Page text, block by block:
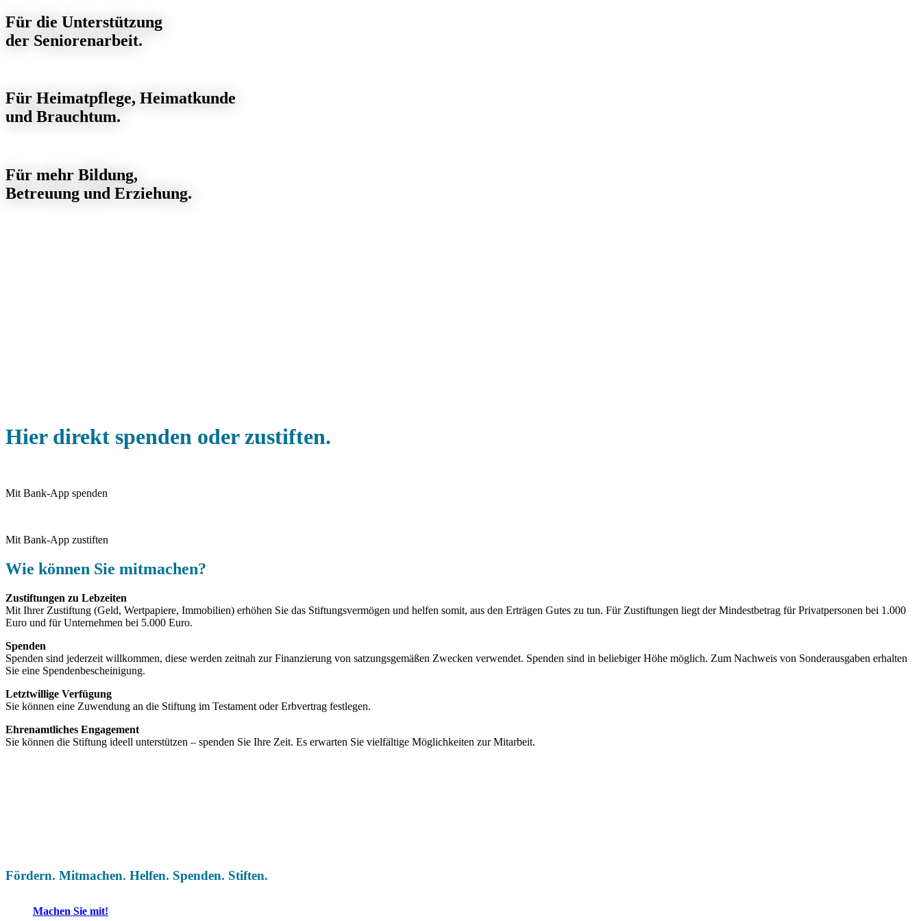
Für die Unterstützung
der Seniorenarbeit.
Für Heimatpflege, Heimatkunde
und Brauchtum.
Für mehr Bildung,
Betreuung und Erziehung.
Hier direkt spenden oder zustiften.
Mit Bank-App spenden
Mit Bank-App zustiften
Wie können Sie mitmachen?
Zustiftungen zu Lebzeiten
Mit Ihrer Zustiftung (Geld, Wertpapiere, Immobilien) erhöhen Sie das Stiftungsvermögen und helfen somit, aus den Erträgen Gutes zu tun. Für Zustiftungen liegt der Mindestbetrag für Privatpersonen bei 1.000
Euro und für Unternehmen bei 5.000 Euro.
Spenden
Spenden sind jederzeit willkommen, diese werden zeitnah zur Finanzierung von satzungsgemäßen Zwecken verwendet. Spenden sind in beliebiger Höhe möglich. Zum Nachweis von Sonderausgaben erhalten
Sie eine Spendenbescheinigung.
Letztwillige Verfügung
Sie können eine Zuwendung an die Stiftung im Testament oder Erbvertrag festlegen.
Ehrenamtliches Engagement
Sie können die Stiftung ideell unterstützen – spenden Sie Ihre Zeit. Es erwarten Sie vielfältige Möglichkeiten zur Mitarbeit.
Fördern. Mitmachen. Helfen. Spenden. Stiften.
Machen Sie mit!